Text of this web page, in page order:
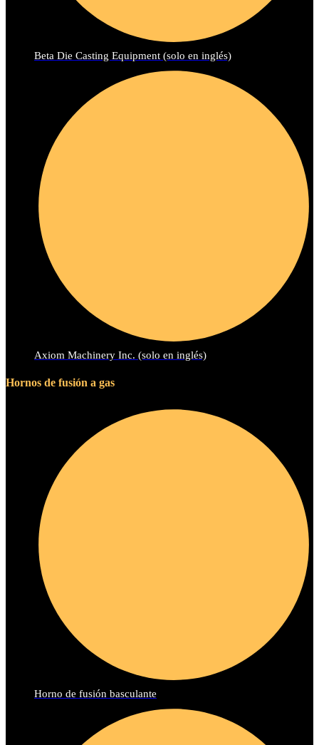
Beta Die Casting Equipment (solo en inglés)
Axiom Machinery Inc. (solo en inglés)
Hornos de fusión a gas
Horno de fusión basculante